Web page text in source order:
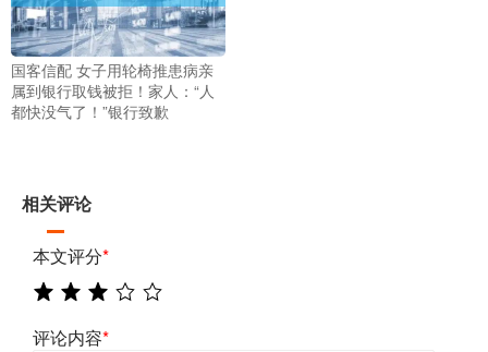
国客信配 女子用轮椅推患病亲
属到银行取钱被拒！家人：“人
都快没气了！”银行致歉
相关评论
本文评分*
评论内容*